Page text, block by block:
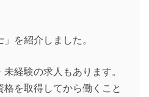
を紹介しました。
経験の求人もあります。
を取得してから働くこと